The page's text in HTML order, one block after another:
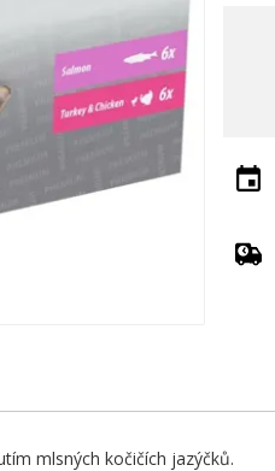
mlsných kočičích jazýčků.